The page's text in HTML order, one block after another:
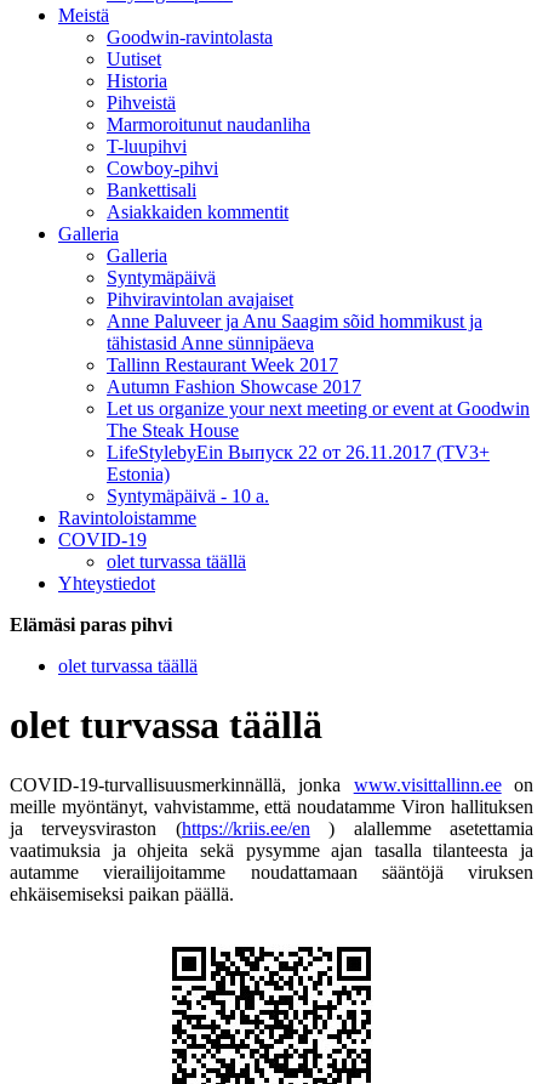
Meistä
Goodwin-ravintolasta
Uutiset
Historia
Pihveistä
Marmoroitunut naudanliha
T-luupihvi
Cowboy-pihvi
Bankettisali
Asiakkaiden kommentit
Galleria
Galleria
Syntymäpäivä
Pihviravintolan avajaiset
Anne Paluveer ja Anu Saagim sõid hommikust ja
tähistasid Anne sünnipäeva
Tallinn Restaurant Week 2017
Autumn Fashion Showcase 2017
Let us organize your next meeting or event at Goodwin
The Steak House
LifeStylebyEin Выпуск 22 от 26.11.2017 (TV3+
Estonia)
Syntymäpäivä - 10 a.
Ravintoloistamme
COVID-19
olet turvassa täällä
Yhteystiedot
Elämäsi paras pihvi
olet turvassa täällä
olet turvassa täällä
COVID-19-turvallisuusmerkinnällä, jonka www.visittallinn.eeon
meille myöntänyt, vahvistamme, että noudatamme Viron hallituksen
ja terveysviraston (https://kriis.ee/en ) alallemme asetettamia
vaatimuksia ja ohjeita sekä pysymme ajan tasalla tilanteesta ja
autamme vierailijoitamme noudattamaan sääntöjä viruksen
ehkäisemiseksi paikan päällä.